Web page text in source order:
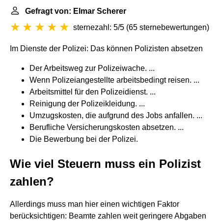
Gefragt von: Elmar Scherer
sternezahl: 5/5 (65 sternebewertungen)
Im Dienste der Polizei: Das können Polizisten absetzen
Der Arbeitsweg zur Polizeiwache. ...
Wenn Polizeiangestellte arbeitsbedingt reisen. ...
Arbeitsmittel für den Polizeidienst. ...
Reinigung der Polizeikleidung. ...
Umzugskosten, die aufgrund des Jobs anfallen. ...
Berufliche Versicherungskosten absetzen. ...
Die Bewerbung bei der Polizei.
Wie viel Steuern muss ein Polizist
zahlen?
Allerdings muss man hier einen wichtigen Faktor
berücksichtigen: Beamte zahlen weit geringere Abgaben